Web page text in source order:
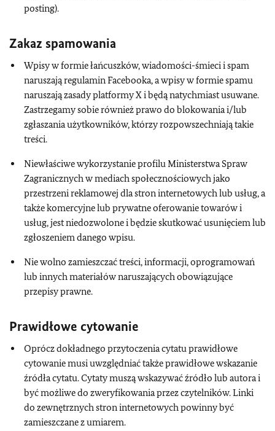
posting).
Zakaz spamowania
Wpisy w formie łańcuszków, wiadomości-śmieci i spam
naruszają regulamin Facebooka, a wpisy w formie spamu
naruszają zasady platformy X i będą natychmiast usuwane.
Zastrzegamy sobie również prawo do blokowania i/lub
zgłaszania użytkowników, którzy rozpowszechniają takie
treści.
Niewłaściwe wykorzystanie profilu Ministerstwa Spraw
Zagranicznych w mediach społecznościowych jako
przestrzeni reklamowej dla stron internetowych lub usług, a
także komercyjne lub prywatne oferowanie towarów i
usług, jest niedozwolone i będzie skutkować usunięciem lub
zgłoszeniem danego wpisu.
Nie wolno zamieszczać treści, informacji, oprogramowań
lub innych materiałów naruszających obowiązujące
przepisy prawne.
Prawidłowe cytowanie
Oprócz dokładnego przytoczenia cytatu prawidłowe
cytowanie musi uwzględniać także prawidłowe wskazanie
źródła cytatu. Cytaty muszą wskazywać źródło lub autora i
być możliwe do zweryfikowania przez czytelników. Linki
do zewnętrznych stron internetowych powinny być
zamieszczane z umiarem.